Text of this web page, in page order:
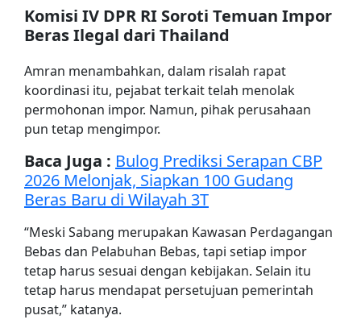
Komisi IV DPR RI Soroti Temuan Impor
Beras Ilegal dari Thailand
Amran menambahkan, dalam risalah rapat
koordinasi itu, pejabat terkait telah menolak
permohonan impor. Namun, pihak perusahaan
pun tetap mengimpor.
Baca Juga : Bulog Prediksi Serapan CBP
2026 Melonjak, Siapkan 100 Gudang
Beras Baru di Wilayah 3T
“Meski Sabang merupakan Kawasan Perdagangan
Bebas dan Pelabuhan Bebas, tapi setiap impor
tetap harus sesuai dengan kebijakan. Selain itu
tetap harus mendapat persetujuan pemerintah
pusat,” katanya.